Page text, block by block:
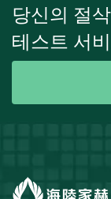
당신의 절
테스트 서